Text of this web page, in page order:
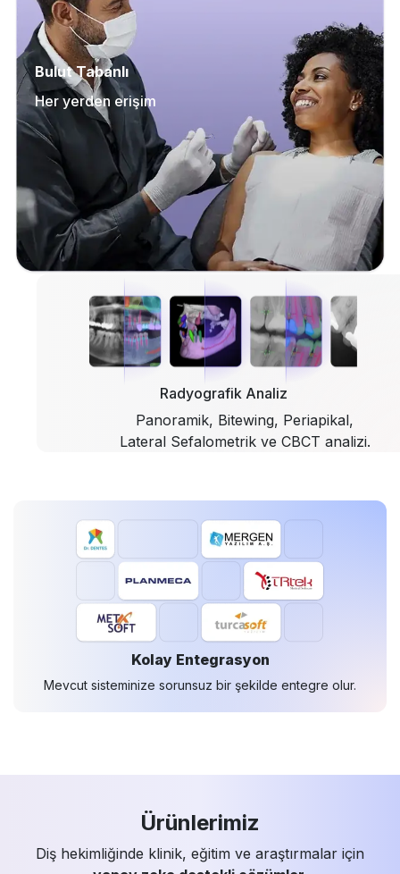
Bulut Tabanlı
Her yerden erişim
Radyografik Analiz
Panoramik, Bitewing, Periapikal,
Lateral Sefalometrik ve CBCT analizi.
Kolay Entegrasyon
Mevcut sisteminize sorunsuz bir şekilde entegre olur.
Ürünlerimiz
Diş hekimliğinde klinik, eğitim ve araştırmalar için